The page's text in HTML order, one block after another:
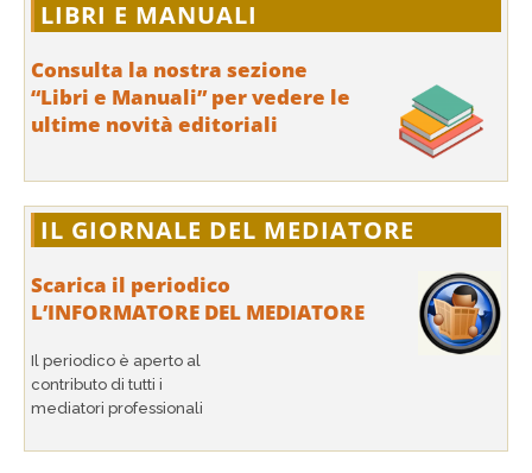
LIBRI E MANUALI
Consulta la nostra sezione
“Libri e Manuali” per vedere le
ultime novità editoriali
IL GIORNALE DEL MEDIATORE
Scarica il periodico
L’INFORMATORE DEL MEDIATORE
Il periodico è aperto al
contributo di tutti i
mediatori professionali